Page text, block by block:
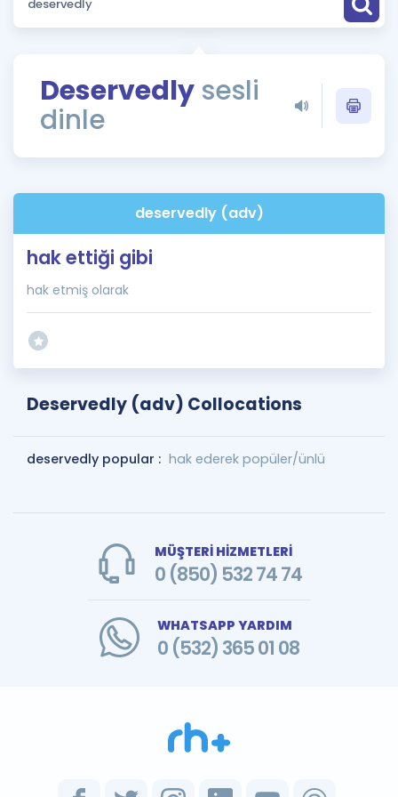
Puan Hesaplama
ÖSYM Sınav Takvimi
Kampanyalar
İngilizce Gramer
Deservedly sesli
dinle
deservedly (adv)
hak ettiği gibi
hak etmiş olarak
Deservedly (adv) Collocations
deservedly popular : hak ederek popüler/ünlü
MÜŞTERİ HİZMETLERİ
0 (850) 532 74 74
WHATSAPP YARDIM
0 (532) 365 01 08